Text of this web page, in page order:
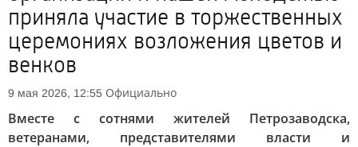
приняла участие в торжественных
церемониях возложения цветов и
венков
9 мая 2026, 12:55 Официально
Вместе с сотнями жителей Петрозаводска,
ветеранами, представителями власти и